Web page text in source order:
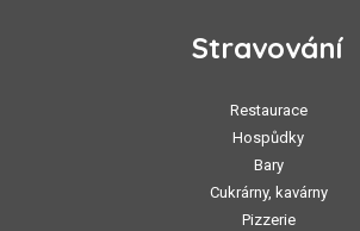
Stravování
Restaurace
Hospůdky
Bary
Cukrárny, kavárny
Pizzerie